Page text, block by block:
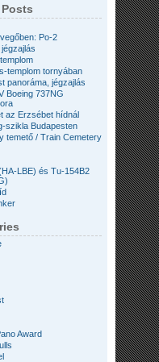
Po-2
templom tornyában
panoráma, jégzajlás
Boeing 737NG
az Erzsébet hídnál
szikla Budapesten
temető / Train Cemetery
LBE) és Tu-154B2
Award